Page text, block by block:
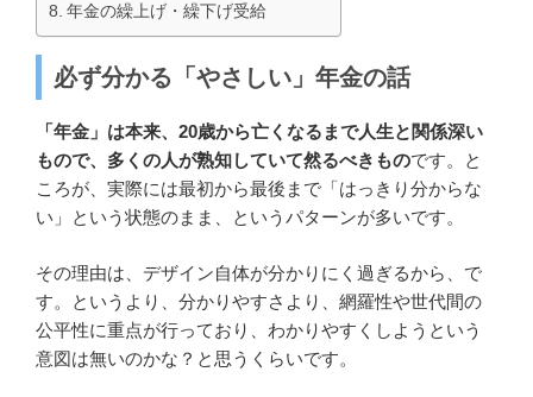
年金の繰上げ・繰下げ受給
必ず分かる「やさしい」年金の話
「年金」は本来、20歳から亡くなるまで人生と関係深い
もので、多くの人が熟知していて然るべきものです。と
ころが、実際には最初から最後まで「はっきり分からな
い」という状態のまま、というパターンが多いです。
その理由は、デザイン自体が分かりにく過ぎるから、で
す。というより、分かりやすさより、網羅性や世代間の
公平性に重点が行っており、わかりやすくしようという
意図は無いのかな？と思うくらいです。